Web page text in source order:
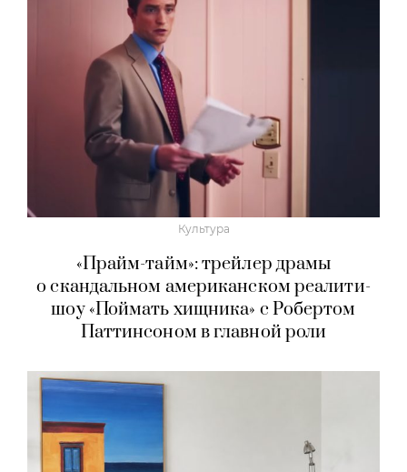
Культура
«Прайм-тайм»: трейлер драмы
о скандальном американском реалити-
шоу «Поймать хищника» с Робертом
Паттинсоном в главной роли